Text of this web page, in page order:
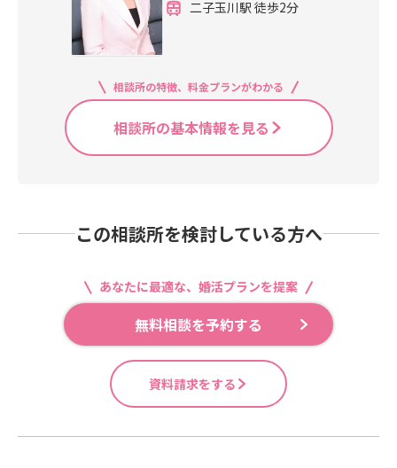
二子玉川駅 徒歩2分
相談所の特徴、料金プランがわかる
相談所の基本情報を見る
この相談所を検討している方へ
あなたに最適な、婚活プランを提案
無料相談を予約する
資料請求をする